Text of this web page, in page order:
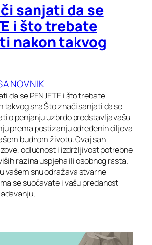
sanjati da se
i što trebate
nakon takvog
da se PENJETE i što trebate
takvog sna Što znači sanjati da se
o penjanju uzbrdo predstavlja vašu
prema postizanju određenih ciljeva
budnom životu. Ovaj san
odlučnost i izdržljivost potrebne
razina uspjeha ili osobnog rasta.
vašem snu odražava stvarne
se suočavate i vašu predanost